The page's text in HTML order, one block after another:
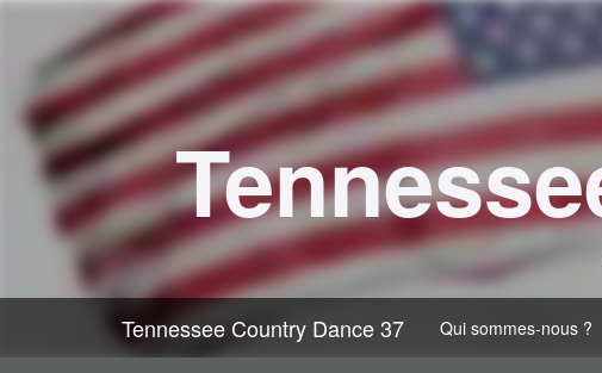
Tennessee Country Dance 37 Qui sommes-nous ?